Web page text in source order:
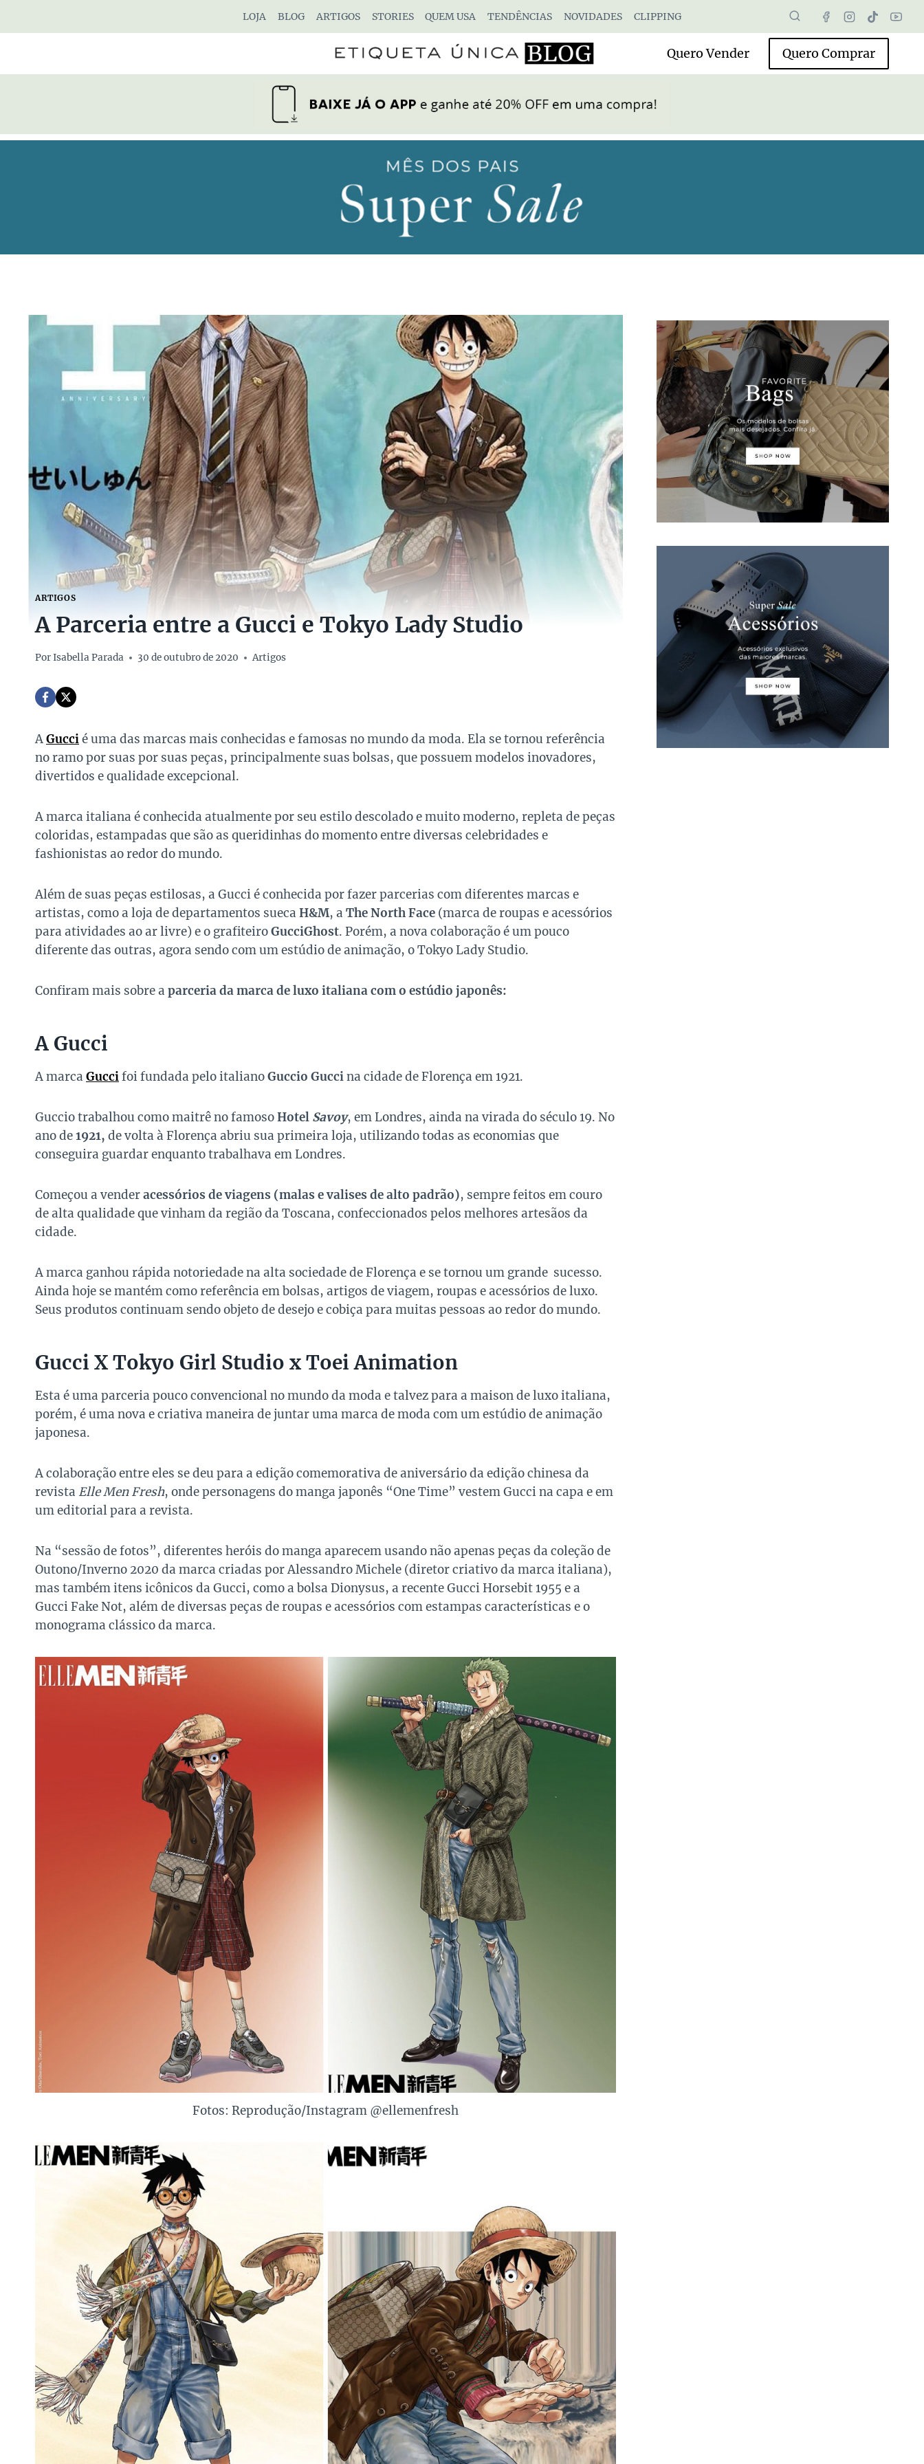
LOJA BLOG ARTIGOS STORIES QUEM USA TENDÊNCIAS NOVIDADES CLIPPING
Quero Vender Quero Comprar
ARTIGOS
A Parceria entre a Gucci e Tokyo Lady Studio
PorIsabella Parada 30 de outubro de 2020 Artigos
AGuccié uma das marcas mais conhecidas e famosas no mundo da moda. Ela se tornou referência
no ramo por suas por suas peças, principalmente suas bolsas, que possuem modelos inovadores,
divertidos e qualidade excepcional.
A marca italiana é conhecida atualmente por seu estilo descolado e muito moderno, repleta de peças
coloridas, estampadas que são as queridinhas do momento entre diversas celebridades e
fashionistas ao redor do mundo.
Além de suas peças estilosas, a Gucci é conhecida por fazer parcerias com diferentes marcas e
artistas, como a loja de departamentos sueca H&M, a The North Face (marca de roupas e acessórios
para atividades ao ar livre) e o grafiteiroGucciGhost. Porém, a nova colaboração é um pouco
diferente das outras, agora sendo com um estúdio de animação, o Tokyo Lady Studio.
Confiram mais sobre a parceria da marca de luxo italiana com o estúdio japonês:
A Gucci
A marca Guccifoi fundada pelo italianoGuccio Guccina cidade de Florença em 1921.
Guccio trabalhou como maitrê no famosoHotel Savoy, em Londres, ainda na virada do século 19. No
ano de1921, de volta à Florença abriu sua primeira loja, utilizando todas as economias que
conseguira guardar enquanto trabalhava em Londres.
Começou a venderacessórios de viagens (malas e valises de alto padrão), sempre feitos em couro
de alta qualidade que vinham da região da Toscana, confeccionados pelos melhores artesãos da
cidade.
A marca ganhou rápida notoriedade na alta sociedade de Florença e se tornou um grande sucesso.
Ainda hoje se mantém como referência em bolsas, artigos de viagem, roupas e acessórios de luxo.
Seus produtos continuam sendo objeto de desejo e cobiça para muitas pessoas ao redor do mundo.
Gucci X Tokyo Girl Studio x Toei Animation
Esta é uma parceria pouco convencional no mundo da moda e talvez para a maison de luxo italiana,
porém, é uma nova e criativa maneira de juntar uma marca de moda com um estúdio de animação
japonesa.
A colaboração entre eles se deu para a edição comemorativa de aniversário da edição chinesa da
revista Elle Men Fresh, onde personagens do manga japonês “One Time” vestem Gucci na capa e em
um editorial para a revista.
Na “sessão de fotos”, diferentes heróis do manga aparecem usando não apenas peças da coleção de
Outono/Inverno 2020 da marca criadas por Alessandro Michele (diretor criativo da marca italiana),
mas também itens icônicos da Gucci, como a bolsa Dionysus, a recente Gucci Horsebit 1955 e a
Gucci Fake Not, além de diversas peças de roupas e acessórios com estampas características e o
monograma clássico da marca.
Fotos: Reprodução/Instagram @ellemenfresh